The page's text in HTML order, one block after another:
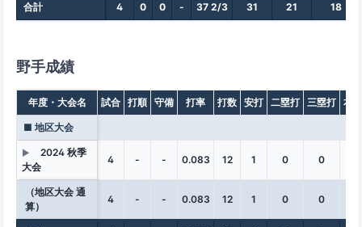
合計 4 0 0 - 37 2/3 31 21 18
野手成績
年度・大会名 試合 打順 守備 打率 打数 安打 二塁打 三塁打 本
■ 地区大会
▶
2024 秋季
大会
4 - - 0.083 12 1 0 0
（地区大会 通
算）
4 - - 0.083 12 1 0 0